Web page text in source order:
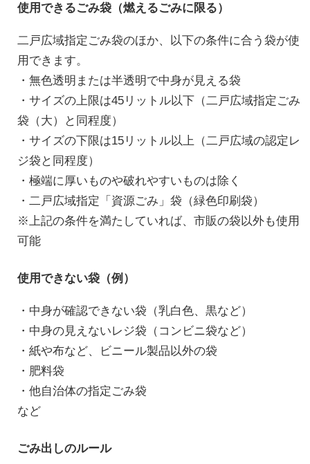
使用できるごみ袋（燃えるごみに限る）
二戸広域指定ごみ袋のほか、以下の条件に合う袋が使
用できます。
・無色透明または半透明で中身が見える袋
・サイズの上限は45リットル以下（二戸広域指定ごみ
袋（大）と同程度）
・サイズの下限は15リットル以上（二戸広域の認定レ
ジ袋と同程度）
・極端に厚いものや破れやすいものは除く
・二戸広域指定「資源ごみ」袋（緑色印刷袋）
※上記の条件を満たしていれば、市販の袋以外も使用
可能
使用できない袋（例）
・中身が確認できない袋（乳白色、黒など）
・中身の見えないレジ袋（コンビニ袋など）
・紙や布など、ビニール製品以外の袋
・肥料袋
・他自治体の指定ごみ袋
など
ごみ出しのルール